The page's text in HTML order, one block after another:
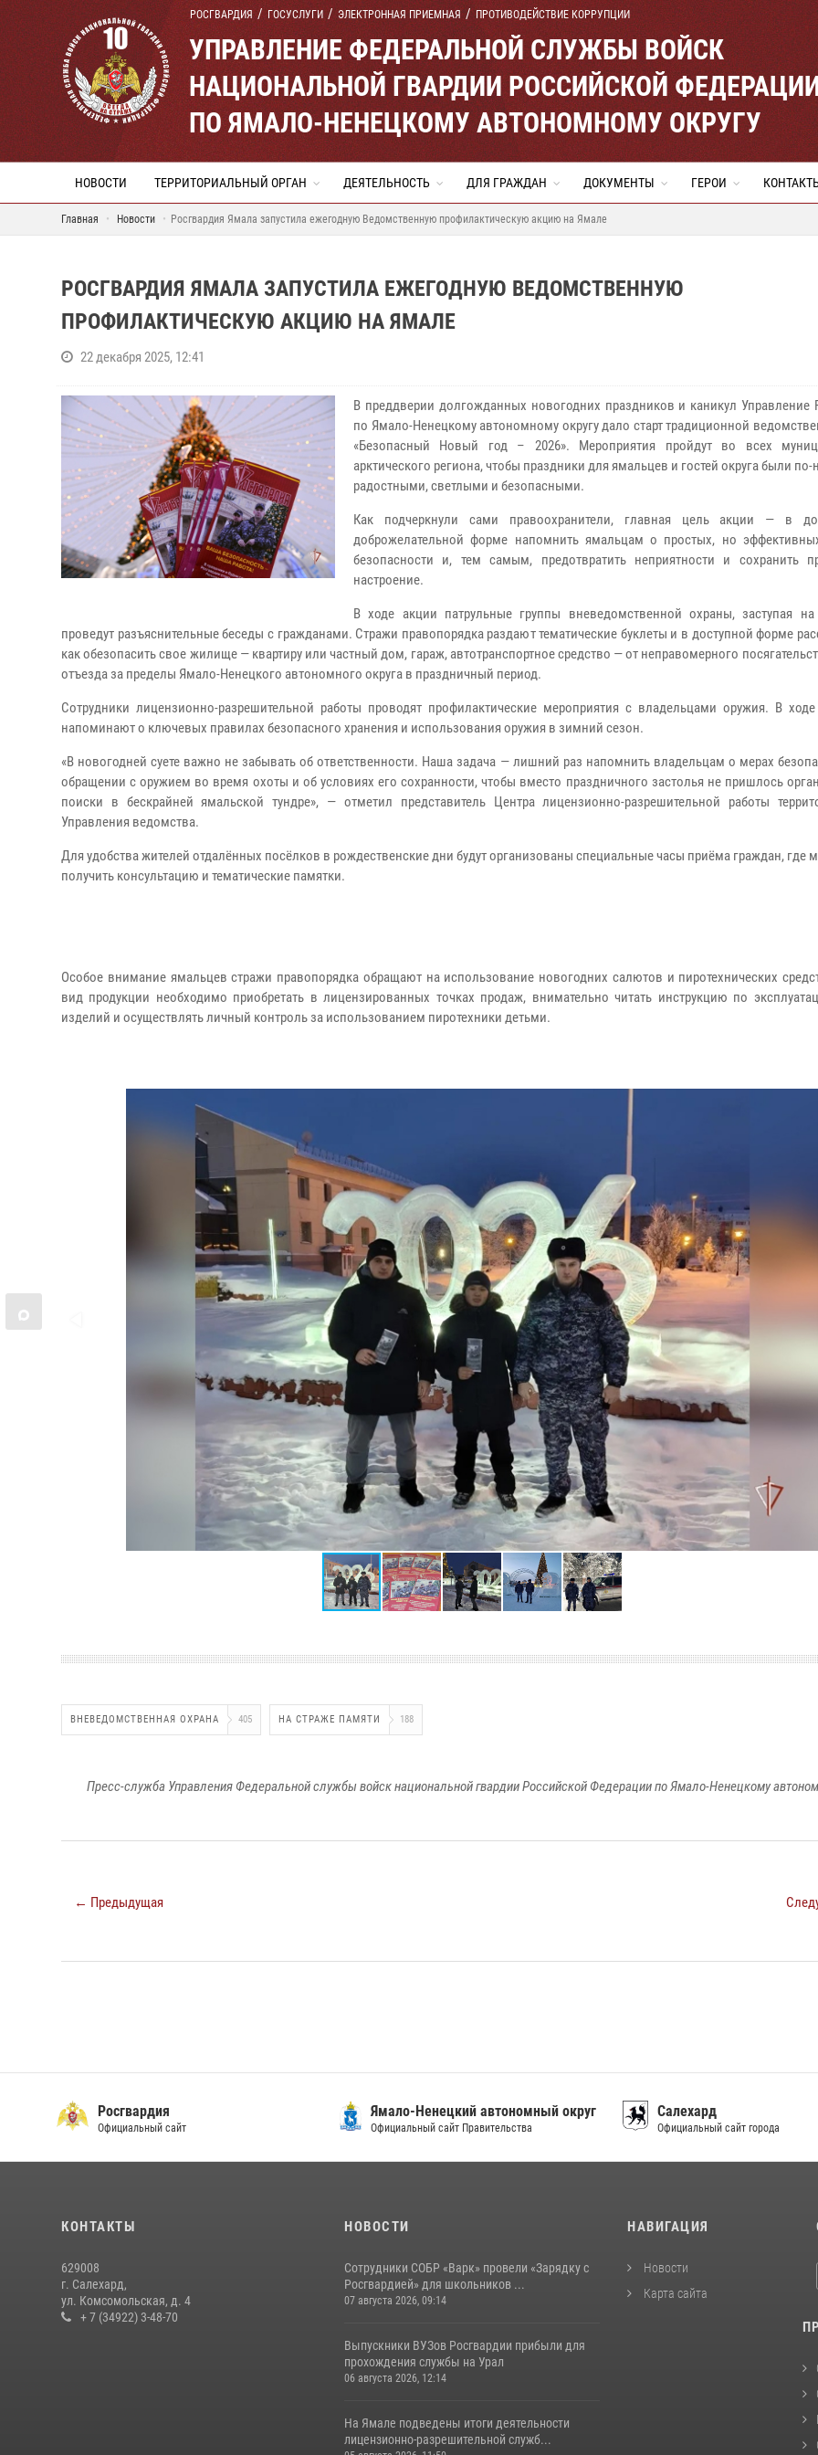
РОСГВАРДИЯ ГОСУСЛУГИ ЭЛЕКТРОННАЯ ПРИЕМНАЯ ПРОТИВОДЕЙСТВИЕ КОРРУПЦИИ
УПРАВЛЕНИЕ ФЕДЕРАЛЬНОЙ СЛУЖБЫ ВОЙСК
НАЦИОНАЛЬНОЙ ГВАРДИИ РОССИЙСКОЙ
ПО ЯМАЛО-НЕНЕЦКОМУ АВТОНОМНОМУ ОКРУГУ
НОВОСТИ ТЕРРИТОРИАЛЬНЫЙ ОРГАН ДЕЯТЕЛЬНОСТЬ ДЛЯ ГРАЖДАН ДОКУМЕНТЫ ГЕРОИ
Главная Новости Росгвардия Ямала запустила ежегодную Ведомственную профилактическую акцию на Ямале
РОСГВАРДИЯ ЯМАЛА ЗАПУСТИЛА ЕЖЕГОДНУЮ ВЕДОМСТВЕННУЮ
ПРОФИЛАКТИЧЕСКУЮ АКЦИЮ НА ЯМАЛЕ
22 декабря 2025, 12:41
В преддверии долгожданных новогодних праздников и каникул Управление
по Ямало-Ненецкому автономному округу дало старт традиционной
«Безопасный Новый год – 2026». Мероприятия пройдут во всех
арктического региона, чтобы праздники для ямальцев и гостей округа были
радостными, светлыми и безопасными.
Как подчеркнули сами правоохранители, главная цель акции — в
доброжелательной форме напомнить ямальцам о простых, но
безопасности и, тем самым, предотвратить неприятности и сохранить
настроение.
В ходе акции патрульные группы вневедомственной охраны, заступая
проведут разъяснительные беседы с гражданами. Стражи правопорядка раздают тематические буклеты и в доступной форме
как обезопасить свое жилище — квартиру или частный дом, гараж, автотранспортное средство — от неправомерного
отъезда за пределы Ямало-Ненецкого автономного округа в праздничный период.
Сотрудники лицензионно-разрешительной работы проводят профилактические мероприятия с владельцами оружия. В
напоминают о ключевых правилах безопасного хранения и использования оружия в зимний сезон.
«В новогодней суете важно не забывать об ответственности. Наша задача — лишний раз напомнить владельцам о мерах
обращении с оружием во время охоты и об условиях его сохранности, чтобы вместо праздничного застолья не пришлось
поиски в бескрайней ямальской тундре», — отметил представитель Центра лицензионно-разрешительной работы
Управления ведомства.
Для удобства жителей отдалённых посёлков в рождественские дни будут организованы специальные часы приёма граждан, где
получить консультацию и тематические памятки.
Особое внимание ямальцев стражи правопорядка обращают на использование новогодних салютов и пиротехнических
вид продукции необходимо приобретать в лицензированных точках продаж, внимательно читать инструкцию по
изделий и осуществлять личный контроль за использованием пиротехники детьми.
ВНЕВЕДОМСТВЕННАЯ ОХРАНА 405 НА СТРАЖЕ ПАМЯТИ 188
Пресс-служба Управления Федеральной службы войск национальной гвардии Российской Федерации по Ямало-Ненецкому
← Предыдущая
Росгвардия
Официальный сайт
Ямало-Ненецкий автономный округ
Официальный сайт Правительства
Салехард
Официальный сайт города
КОНТАКТЫ
629008
г. Салехард,
ул. Комсомольская, д. 4
+ 7 (34922) 3-48-70
НОВОСТИ
Сотрудники СОБР «Варк» провели «Зарядку с
Росгвардией» для школьников ...
07 августа 2026, 09:14
Выпускники ВУЗов Росгвардии прибыли для
прохождения службы на Урал
06 августа 2026, 12:14
На Ямале подведены итоги деятельности
лицензионно-разрешительной служб...
НАВИГАЦИЯ
Новости
Карта сайта